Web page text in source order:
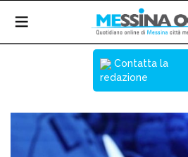
Contatta la
redazione